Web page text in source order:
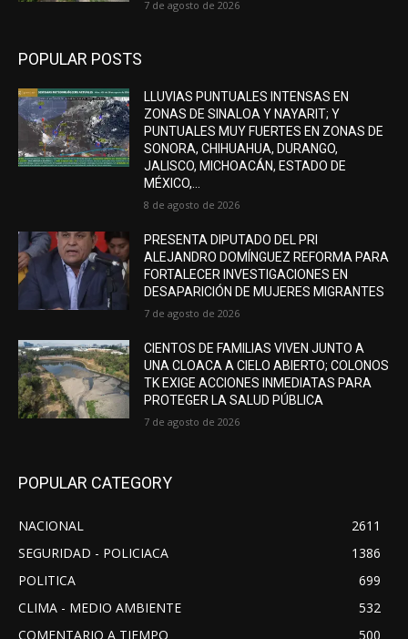
7 de agosto de 2026
POPULAR POSTS
LLUVIAS PUNTUALES INTENSAS EN
ZONAS DE SINALOA Y NAYARIT; Y
PUNTUALES MUY FUERTES EN ZONAS DE
SONORA, CHIHUAHUA, DURANGO,
JALISCO, MICHOACÁN, ESTADO DE
MÉXICO,...
8 de agosto de 2026
PRESENTA DIPUTADO DEL PRI
ALEJANDRO DOMÍNGUEZ REFORMA PARA
FORTALECER INVESTIGACIONES EN
DESAPARICIÓN DE MUJERES MIGRANTES
7 de agosto de 2026
CIENTOS DE FAMILIAS VIVEN JUNTO A
UNA CLOACA A CIELO ABIERTO; COLONOS
TK EXIGE ACCIONES INMEDIATAS PARA
PROTEGER LA SALUD PÚBLICA
7 de agosto de 2026
POPULAR CATEGORY
NACIONAL
2611
SEGURIDAD - POLICIACA
1386
POLITICA
699
CLIMA - MEDIO AMBIENTE
532
COMENTARIO A TIEMPO
500